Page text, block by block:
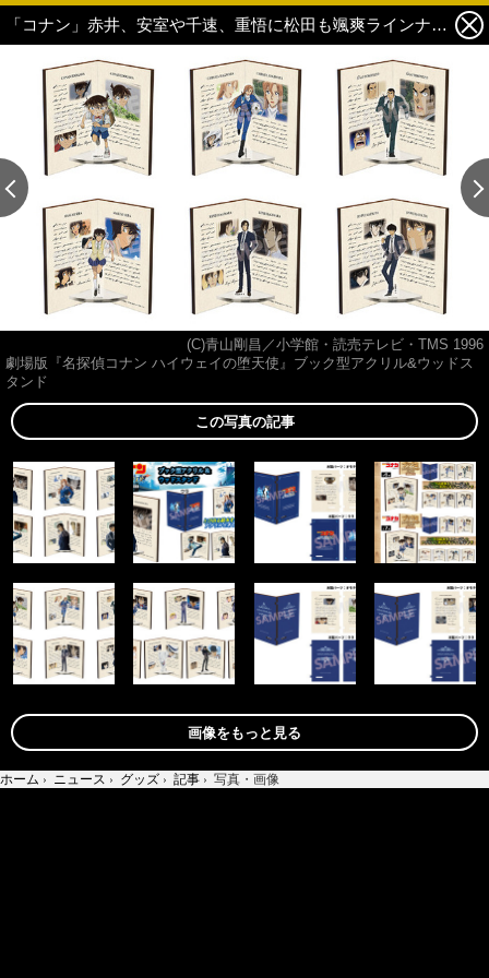
「コナン」赤井、安室や千速、重悟に松田も颯爽ラインナップ☆ まるで“とび出る絵!?”なアクリル＆ウッドスタンド登場 5枚目の写真・画像
(C)青山剛昌／小学館・読売テレビ・TMS 1996
劇場版『名探偵コナン ハイウェイの堕天使』ブック型アクリル&ウッドス
タンド
この写真の記事
画像をもっと見る
ホーム › ニュース › グッズ › 記事 › 写真・画像